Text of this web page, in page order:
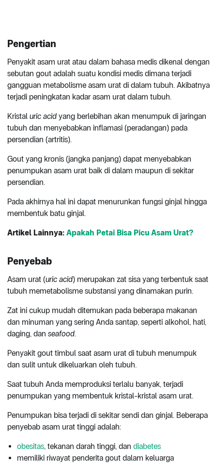
Pengertian
Penyakit asam urat atau dalam bahasa medis dikenal dengan
sebutan gout adalah suatu kondisi medis dimana terjadi
gangguan metabolisme asam urat di dalam tubuh. Akibatnya
terjadi peningkatan kadar asam urat dalam tubuh.
Kristal uric acid yang berlebihan akan menumpuk di jaringan
tubuh dan menyebabkan inflamasi (peradangan) pada
persendian (artritis).
Gout yang kronis (jangka panjang) dapat menyebabkan
penumpukan asam urat baik di dalam maupun di sekitar
persendian.
Pada akhirnya hal ini dapat menurunkan fungsi ginjal hingga
membentuk batu ginjal.
Artikel Lainnya: Apakah Petai Bisa Picu Asam Urat?
Penyebab
Asam urat (uric acid) merupakan zat sisa yang terbentuk saat
tubuh memetabolisme substansi yang dinamakan purin.
Zat ini cukup mudah ditemukan pada beberapa makanan
dan minuman yang sering Anda santap, seperti alkohol, hati,
daging, dan seafood.
Penyakit gout timbul saat asam urat di tubuh menumpuk
dan sulit untuk dikeluarkan oleh tubuh.
Saat tubuh Anda memproduksi terlalu banyak, terjadi
penumpukan yang membentuk kristal-kristal asam urat.
Penumpukan bisa terjadi di sekitar sendi dan ginjal. Beberapa
penyebab asam urat tinggi adalah:
obesitas, tekanan darah tinggi, dan diabetes
memiliki riwayat penderita gout dalam keluarga